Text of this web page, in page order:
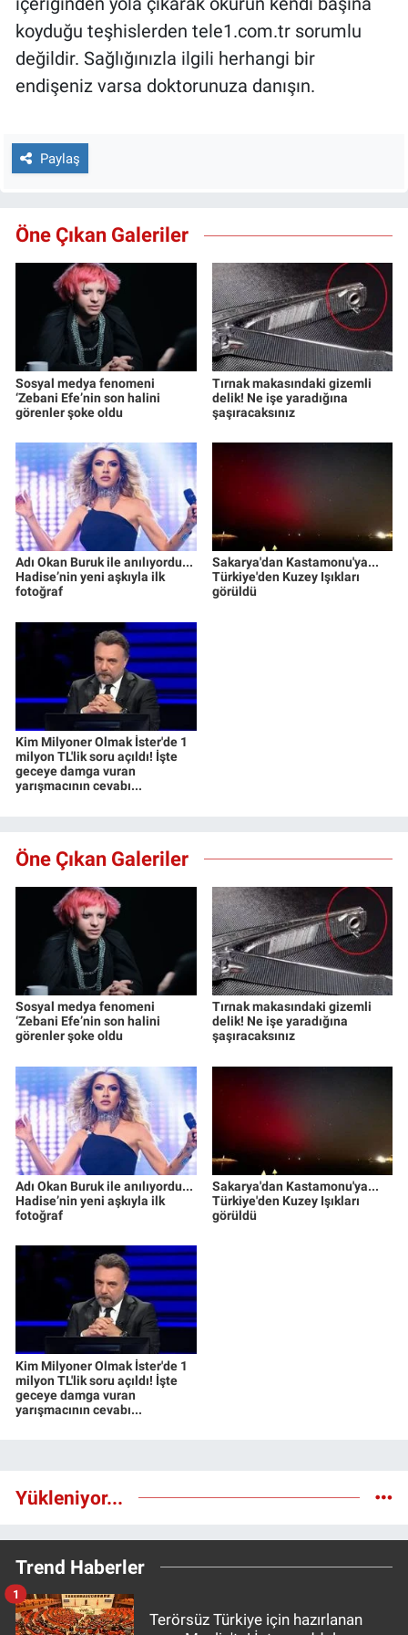
koyduğu teşhislerden tele1.com.tr sorumlu
değildir. Sağlığınızla ilgili herhangi bir
endişeniz varsa doktorunuza danışın.
Paylaş
Öne Çıkan Galeriler
Sosyal medya fenomeni
‘Zebani Efe’nin son halini
görenler şoke oldu
Tırnak makasındaki gizemli
delik! Ne işe yaradığına
şaşıracaksınız
Adı Okan Buruk ile anılıyordu...
Hadise’nin yeni aşkıyla ilk
fotoğraf
Sakarya'dan Kastamonu'ya...
Türkiye'den Kuzey Işıkları
görüldü
Kim Milyoner Olmak İster'de 1
milyon TL'lik soru açıldı! İşte
geceye damga vuran
yarışmacının cevabı...
Öne Çıkan Galeriler
Sosyal medya fenomeni
‘Zebani Efe’nin son halini
görenler şoke oldu
Tırnak makasındaki gizemli
delik! Ne işe yaradığına
şaşıracaksınız
Adı Okan Buruk ile anılıyordu...
Hadise’nin yeni aşkıyla ilk
fotoğraf
Sakarya'dan Kastamonu'ya...
Türkiye'den Kuzey Işıkları
görüldü
Kim Milyoner Olmak İster'de 1
milyon TL'lik soru açıldı! İşte
geceye damga vuran
yarışmacının cevabı...
Yükleniyor...
Trend Haberler
Terörsüz Türkiye için hazırlanan
1